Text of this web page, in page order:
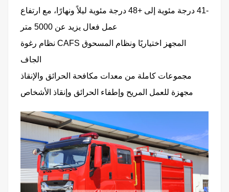
-41 درجة مئوية إلى +48
درجة مئوية ليلاً ونهارًا، مع ارتفاع
عمل فعال يزيد عن 5000 متر
نظام رغوة CAFS المجهز اختياريًا ونظام المسحوق
الجاف
مجموعات كاملة من معدات مكافحة الحرائق والإنقاذ
مجهزة للعمل المريح وإطفاء الحرائق وإنقاذ الأشخاص